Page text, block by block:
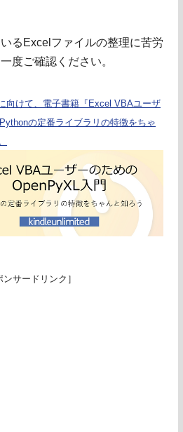
るExcelファイルの整理に苦労
度ご確認ください。
向けて、電子書籍『Excel VBAユーザ
の定番ライブラリの特徴をちゃ
ンサードリンク］